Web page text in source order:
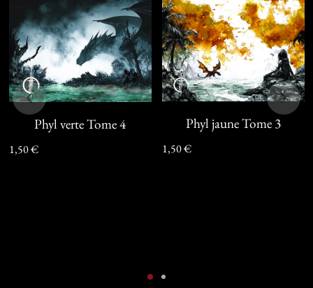
Phyl verte Tome 4
1,50€
Phyl jaune Tome 3
1,50€